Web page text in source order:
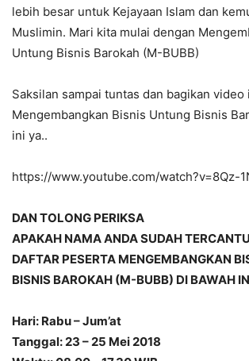
lebih besar untuk Kejayaan Islam dan
Muslimin. Mari kita mulai dengan
Untung Bisnis Barokah (M-BUBB)
Saksilan sampai tuntas dan bagikan
Mengembangkan Bisnis Untung Bisnis
ini ya..
https://www.youtube.com/watch?v=8Qz-
DAN TOLONG PERIKSA
APAKAH NAMA ANDA SUDAH
DAFTAR PESERTA MENGEMBANGKAN
BISNIS BAROKAH (M-BUBB) DI BAWAH
Hari: Rabu – Jum’at
Tanggal: 23 – 25 Mei 2018